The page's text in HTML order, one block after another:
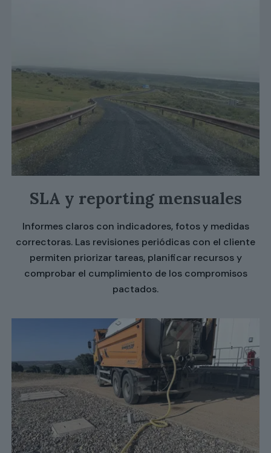
SLA y reporting mensuales
Informes claros con indicadores, fotos y medidas
correctoras. Las revisiones periódicas con el cliente
permiten priorizar tareas, planificar recursos y
comprobar el cumplimiento de los compromisos
pactados.